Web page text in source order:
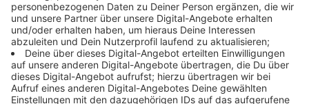
Kneipen wurden auch die Parkanlagen und Grünflächen
im gesamten Innenstadtbereich sowie der Bereich um
den Siegener Hauptbahnhof intensiv kontrolliert.
Anzeige